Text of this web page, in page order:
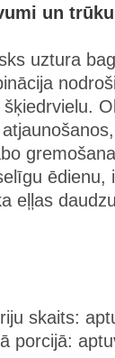
un
uztura
ēdienu,
eļļas
skaits:
porcijā: